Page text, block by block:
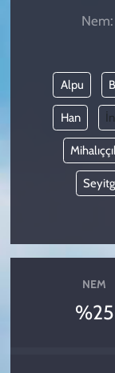
Alpu
Han
NEM
%25